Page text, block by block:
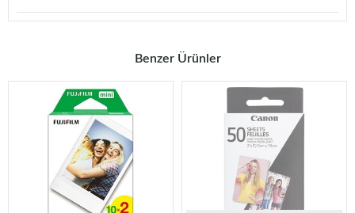
Benzer Ürünler